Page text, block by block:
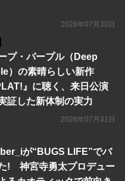
2026年07月30日
プ・パープル（Deep
）の素晴らしい新作
』に聴く、来日公演
証した新体制の実力
2026年07月31日
が“BUGS LIFE”でバ
! 神宮寺勇太プロデュー